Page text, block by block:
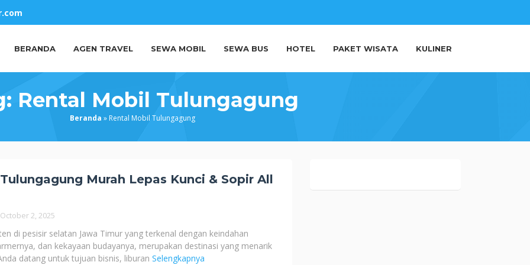
BERANDA AGEN TRAVEL SEWA MOBIL SEWA BUS HOTEL PAKET WISATA KULINER
Rental Mobil Tulungagung
Beranda » Rental Mobil Tulungagung
Murah Lepas Kunci & Sopir All
October 2, 2025
di pesisir selatan Jawa Timur yang terkenal dengan keindahan
dan kekayaan budayanya, merupakan destinasi yang menarik
datang untuk tujuan bisnis, liburan Selengkapnya